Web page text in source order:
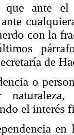
que ante
con la
de
o
el interés